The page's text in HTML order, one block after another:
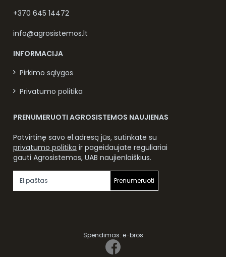
+370 645 14472
info@agrosistemos.lt
INFORMACIJA
Pirkimo sąlygos
Privatumo politika
PRENUMERUOTI AGROSISTEMOS NAUJIENAS
Patvirtinę savo el.adresą jūs, sutinkate su
privatumo politika ir pageidaujate reguliariai
gauti Agrosistemos, UAB naujienlaiškius.
Prenumeruoti
Spendimas: e-bros